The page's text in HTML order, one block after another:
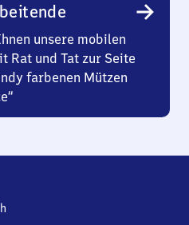
unsere mobilen
Rat und Tat zur Seite
farbenen Mützen